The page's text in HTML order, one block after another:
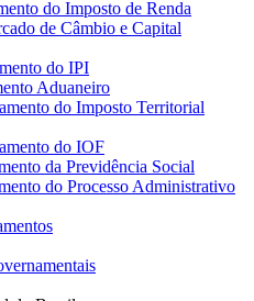
do Imposto de Renda
de Câmbio e Capital
do IPI
Aduaneiro
do Imposto Territorial
do IOF
da Previdência Social
do Processo Administrativo